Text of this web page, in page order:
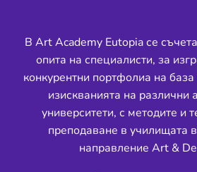
В Art Academy Eutopia се
опита на специалисти, за
конкурентни портфолиа на
изискванията на различни
университети, с методите и
преподаване в училищата
направление Art &